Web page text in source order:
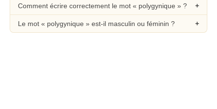
Comment écrire correctement le mot « polygynique » ?
Le mot « polygynique » est-il masculin ou féminin ?